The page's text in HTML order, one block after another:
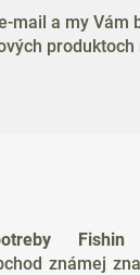
mail a my
Fishin
známej